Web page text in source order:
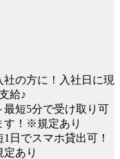
社の方に！入社日に現
給♪
最短5分で受け取り可
す！※規定あり
日でスマホ貸出可！
あり